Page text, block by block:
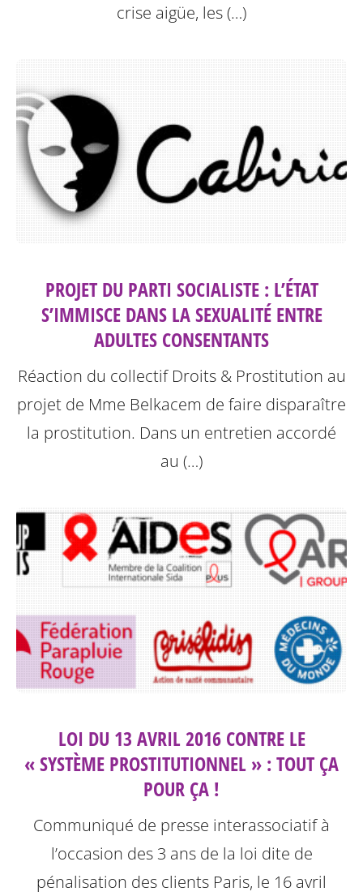
crise aigüe, les (…)
PROJET DU PARTI SOCIALISTE : L’ÉTAT
S’IMMISCE DANS LA SEXUALITÉ ENTRE
ADULTES CONSENTANTS
Réaction du collectif Droits & Prostitution au
projet de Mme Belkacem de faire disparaître
la prostitution. Dans un entretien accordé
au (…)
LOI DU 13 AVRIL 2016 CONTRE LE
« SYSTÈME PROSTITUTIONNEL » : TOUT ÇA
POUR ÇA !
Communiqué de presse interassociatif à
l’occasion des 3 ans de la loi dite de
pénalisation des clients Paris, le 16 avril